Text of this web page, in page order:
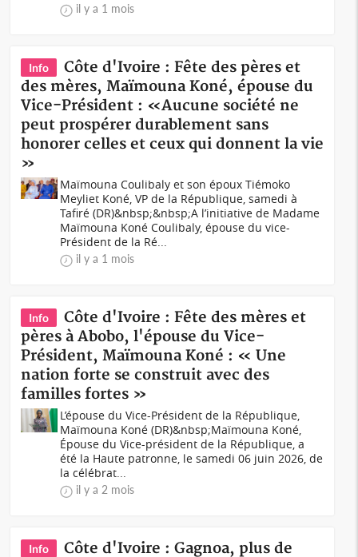
il y a 1 mois
Info
Côte d'Ivoire : Fête des pères et
des mères, Maïmouna Koné, épouse du
Vice-Président : «Aucune société ne
peut prospérer durablement sans
honorer celles et ceux qui donnent la vie
»
Maïmouna Coulibaly et son époux Tiémoko
Meyliet Koné, VP de la République, samedi à
Tafiré (DR)&nbsp;&nbsp;A l’initiative de Madame
Maïmouna Koné Coulibaly, épouse du vice-
Président de la Ré...
il y a 1 mois
Info
Côte d'Ivoire : Fête des mères et
pères à Abobo, l'épouse du Vice-
Président, Maïmouna Koné : « Une
nation forte se construit avec des
familles fortes »
L’épouse du Vice-Président de la République,
Maïmouna Koné (DR)&nbsp;Maïmouna Koné,
Épouse du Vice-président de la République, a
été la Haute patronne, le samedi 06 juin 2026, de
la célébrat...
il y a 2 mois
Info Côte d'Ivoire : Gagnoa, plus de